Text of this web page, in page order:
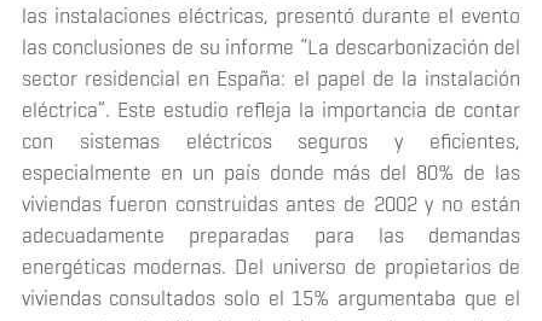
las instalaciones eléctricas, presentó durante el evento
las conclusiones de su informe “La descarbonización del
sector residencial en España: el papel de la instalación
eléctrica”. Este estudio refleja la importancia de contar
con sistemas eléctricos seguros y eficientes,
especialmente en un país donde más del 80% de las
viviendas fueron construidas antes de 2002 y no están
adecuadamente preparadas para las demandas
energéticas modernas. Del universo de propietarios de
viviendas consultados solo el 15% argumentaba que el